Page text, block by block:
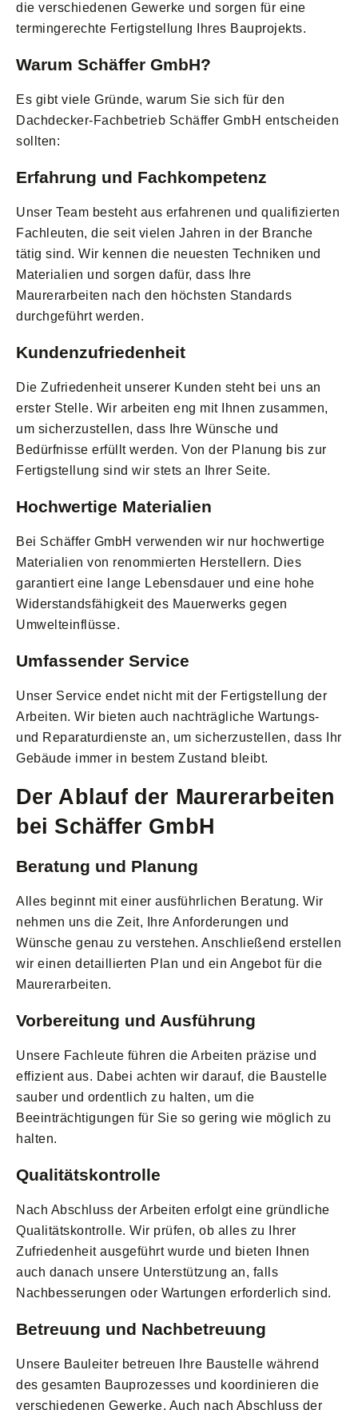
die verschiedenen Gewerke und sorgen für eine
termingerechte Fertigstellung Ihres Bauprojekts.
Warum Schäffer GmbH?
Es gibt viele Gründe, warum Sie sich für den
Dachdecker-Fachbetrieb Schäffer GmbH entscheiden
sollten:
Erfahrung und Fachkompetenz
Unser Team besteht aus erfahrenen und qualifizierten
Fachleuten, die seit vielen Jahren in der Branche
tätig sind. Wir kennen die neuesten Techniken und
Materialien und sorgen dafür, dass Ihre
Maurerarbeiten nach den höchsten Standards
durchgeführt werden.
Kundenzufriedenheit
Die Zufriedenheit unserer Kunden steht bei uns an
erster Stelle. Wir arbeiten eng mit Ihnen zusammen,
um sicherzustellen, dass Ihre Wünsche und
Bedürfnisse erfüllt werden. Von der Planung bis zur
Fertigstellung sind wir stets an Ihrer Seite.
Hochwertige Materialien
Bei Schäffer GmbH verwenden wir nur hochwertige
Materialien von renommierten Herstellern. Dies
garantiert eine lange Lebensdauer und eine hohe
Widerstandsfähigkeit des Mauerwerks gegen
Umwelteinflüsse.
Umfassender Service
Unser Service endet nicht mit der Fertigstellung der
Arbeiten. Wir bieten auch nachträgliche Wartungs-
und Reparaturdienste an, um sicherzustellen, dass Ihr
Gebäude immer in bestem Zustand bleibt.
Der Ablauf der Maurerarbeiten
bei Schäffer GmbH
Beratung und Planung
Alles beginnt mit einer ausführlichen Beratung. Wir
nehmen uns die Zeit, Ihre Anforderungen und
Wünsche genau zu verstehen. Anschließend erstellen
wir einen detaillierten Plan und ein Angebot für die
Maurerarbeiten.
Vorbereitung und Ausführung
Unsere Fachleute führen die Arbeiten präzise und
effizient aus. Dabei achten wir darauf, die Baustelle
sauber und ordentlich zu halten, um die
Beeinträchtigungen für Sie so gering wie möglich zu
halten.
Qualitätskontrolle
Nach Abschluss der Arbeiten erfolgt eine gründliche
Qualitätskontrolle. Wir prüfen, ob alles zu Ihrer
Zufriedenheit ausgeführt wurde und bieten Ihnen
auch danach unsere Unterstützung an, falls
Nachbesserungen oder Wartungen erforderlich sind.
Betreuung und Nachbetreuung
Unsere Bauleiter betreuen Ihre Baustelle während
des gesamten Bauprozesses und koordinieren die
verschiedenen Gewerke. Auch nach Abschluss der